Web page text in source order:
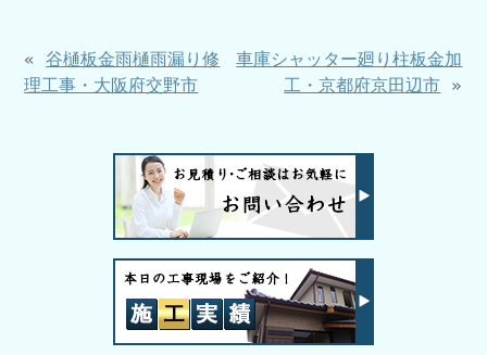
«谷樋板金雨樋雨漏り修
理工事・大阪府交野市
車庫シャッター廻り柱板金加
工・京都府京田辺市 »